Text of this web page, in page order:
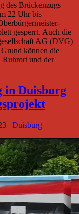
des Brückenzugs
22 Uhr bis
gesperrt. Auch die
AG (DVG)
können die
und der
in Duisburg
Duisburg